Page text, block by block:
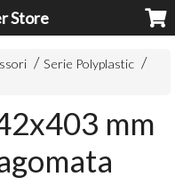
Store
Serie Polyplastic
mm